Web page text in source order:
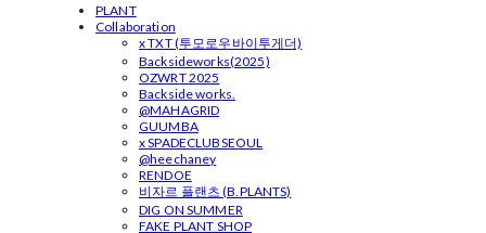
PLANT
Collaboration
x TXT (투모로우바이투게더)
Backsideworks(2025)
OZWRT 2025
Backside works.
@MAHAGRID
GUUMBA
x SPADECLUBSEOUL
@heechaney
RENDOE
비자르 플랜츠 (B.PLANTS)
DIG ON SUMMER
FAKE PLANT SHOP